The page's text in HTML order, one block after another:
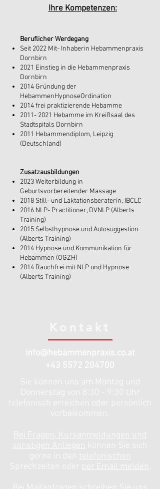
​Ihre Kompetenzen:
Beruflicher Werdegang
Seit 2022 Mit- Inhaberin Hebammenpraxis
Dornbirn
2021 Einstieg in die Hebammenpraxis
Dornbirn
2014 Gründung der
HebammenHypnoseOrdination
2014 frei praktizierende Hebamme
2011- 2021 Hebamme im Kreißsaal des
Stadtspitals Dornbirn
2011 Hebammendiplom, Leipzig
(Deutschland)
Zusatzausbildungen
2023 Weiterbildung in
Geburtsvorbereitender Massage
2018 Still- und Laktationsberaterin, IBCLC
2016 NLP- Practitioner, DVNLP (Alberts
Training)
2015 Selbsthypnose und Autosuggestion
(Alberts Training)
2014 Hypnose und Kommunikation für
Hebammen (ÖGZH)
2014 Rauchfrei mit NLP und Hypnose
(Alberts Training)
info@hebammenpraxis.co.at
+43 5572 204700
Sie können uns am Montag und
Donnerstag von 8:30 - 9:30 Uhr
telefonisch erreichen oder persönlich
vorbeikommen.
Bei Fragen, Kursanmeldungen und
sonstigen Anliegen können Sie sich
gerne in den telefonischen
Sprechzeiten oder
per Email melden